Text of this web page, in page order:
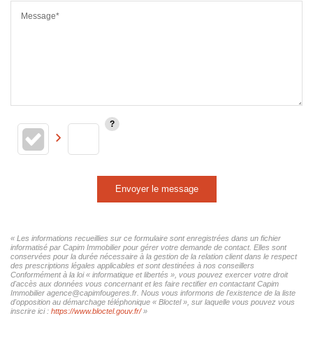
Message*
Envoyer le message
« Les informations recueillies sur ce formulaire sont enregistrées dans un fichier
informatisé par Capim Immobilier pour gérer votre demande de contact. Elles sont
conservées pour la durée nécessaire à la gestion de la relation client dans le respect
des prescriptions légales applicables et sont destinées à nos conseillers
Conformément à la loi « informatique et libertés », vous pouvez exercer votre droit
d'accès aux données vous concernant et les faire rectifier en contactant Capim
Immobilier agence@capimfougeres.fr. Nous vous informons de l'existence de la liste
d'opposition au démarchage téléphonique « Bloctel », sur laquelle vous pouvez vous
inscrire ici : https://www.bloctel.gouv.fr/»